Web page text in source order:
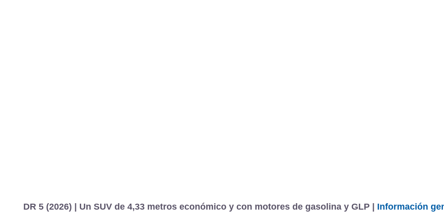
DR 5 (2026) | Un SUV de 4,33 metros económico y con motores de gasolina y GLP | Información